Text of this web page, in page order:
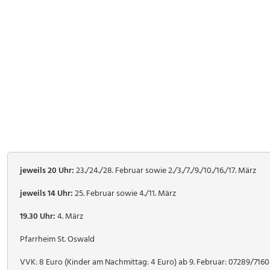
jeweils 20 Uhr:23./24./28. Februar sowie 2./3./7./9./10./16./17. März
jeweils 14 Uhr:25. Februar sowie 4./11. März
19.30 Uhr:4. März
Pfarrheim St. Oswald
VVK: 8 Euro (Kinder am Nachmittag: 4 Euro) ab 9. Februar: 07289/